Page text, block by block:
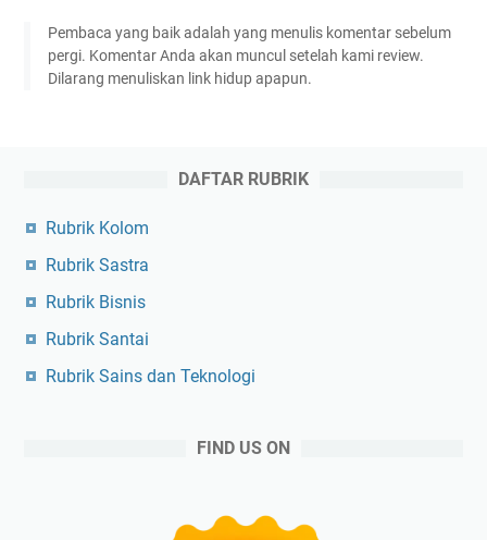
Pembaca yang baik adalah yang menulis komentar sebelum
pergi. Komentar Anda akan muncul setelah kami review.
Dilarang menuliskan link hidup apapun.
DAFTAR RUBRIK
Rubrik Kolom
Rubrik Sastra
Rubrik Bisnis
Rubrik Santai
Rubrik Sains dan Teknologi
FIND US ON